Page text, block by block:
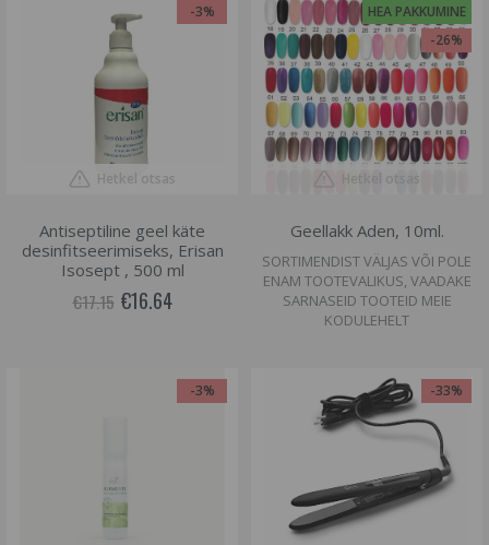
-3%
Hetkel otsas
Antiseptiline geel käte
desinfitseerimiseks, Erisan
Isosept , 500 ml
€17.15 €16.64
HEA PAKKUMINE
-26%
Hetkel otsas
Geellakk Aden, 10ml.
SORTIMENDIST VÄLJAS VÕI POLE
ENAM TOOTEVALIKUS, VAADAKE
SARNASEID TOOTEID MEIE
KODULEHELT
-3% -33%